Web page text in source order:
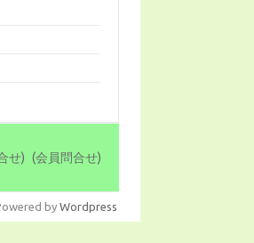
せ) (会員問合せ)
by Wordpress